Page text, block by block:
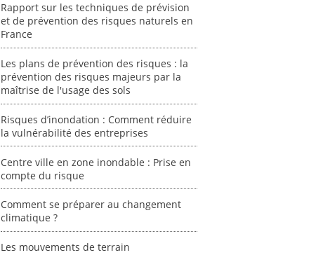
Rapport sur les techniques de prévision
et de prévention des risques naturels en
France
Les plans de prévention des risques : la
prévention des risques majeurs par la
maîtrise de l'usage des sols
Risques d’inondation : Comment réduire
la vulnérabilité des entreprises
Centre ville en zone inondable : Prise en
compte du risque
Comment se préparer au changement
climatique ?
Les mouvements de terrain